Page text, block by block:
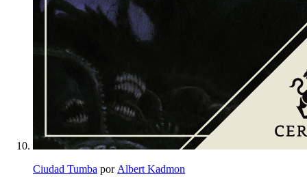
Ciudad Tumba por Albert Kadmon